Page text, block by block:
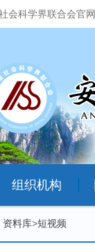
会科学界联合会官网
组织机构
资料库>短视频